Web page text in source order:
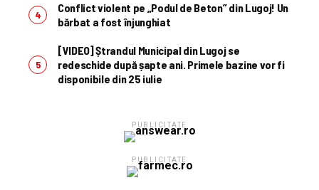
Conflict violent pe „Podul de Beton” din Lugoj! Un
bărbat a fost înjunghiat
[VIDEO] Ștrandul Municipal din Lugoj se
redeschide după șapte ani. Primele bazine vor fi
disponibile din 25 iulie
PUBLICITATE
PUBLICITATE